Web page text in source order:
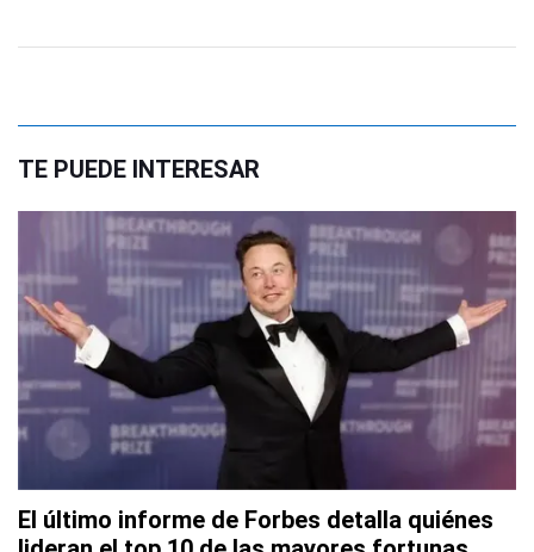
TE PUEDE INTERESAR
El último informe de Forbes detalla quiénes